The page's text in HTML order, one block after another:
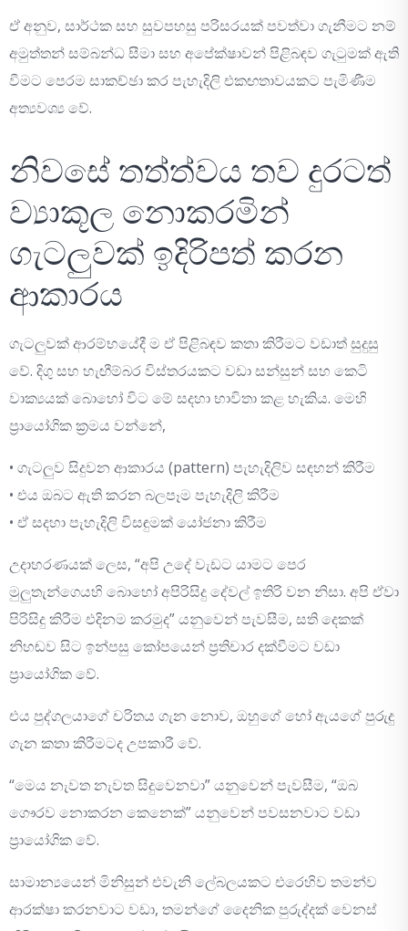
ඒ අනුව, සාර්ථක සහ සුවපහසු පරිසරයක් පවත්වා ගැනීමට නම්
අමුත්තන් සම්බන්ධ සීමා සහ අපේක්ෂාවන් පිළිබඳව ගැටුමක් ඇති
වීමට පෙරම සාකච්ඡා කර පැහැදිලි එකඟතාවයකට පැමිණීම
අත්‍යවශ්‍ය වේ.
නිවසේ තත්ත්වය තව දුරටත්
ව්‍යාකූල නොකරමින්
ගැටලුවක් ඉදිරිපත් කරන
ආකාරය
ගැටලුවක් ආරම්භයේදී ම ඒ පිළිබඳව කතා කිරීමට වඩාත් සුදුසු
වේ. දිගු සහ හැඟීම්බර විස්තරයකට වඩා සන්සුන් සහ කෙටි
වාක්‍යයක් බොහෝ විට මේ සදහා භාවිතා කළ හැකිය. මෙහි
ප්‍රායෝගික ක්‍රමය වන්නේ,
• ගැටලුව සිදුවන ආකාරය (pattern) පැහැදිලිව සඳහන් කිරීම
• එය ඔබට ඇති කරන බලපෑම පැහැදිලි කිරීම
• ඒ සදහා පැහැදිලි විසඳුමක් යෝජනා කිරීම
උදාහරණයක් ලෙස, “අපි උදේ වැඩට යාමට පෙර
මුලුතැන්ගෙයහි බොහෝ අපිරිසිදු දේවල් ඉතිරි වන නිසා. අපි ඒවා
පිරිසිදු කිරීම එදිනම කරමුද” යනුවෙන් පැවසීම, සති දෙකක්
නිහඬව සිට ඉන්පසු කෝපයෙන් ප්‍රතිචාර දක්වීමට වඩා
ප්‍රායෝගික වේ.
එය පුද්ගලයාගේ චරිතය ගැන නොව, ඔහුගේ හෝ ඇයගේ පුරුදු
ගැන කතා කිරීමටද උපකාරී වේ.
“මෙය නැවත නැවත සිදුවෙනවා” යනුවෙන් පැවසීම, “ඔබ
ගෞරව නොකරන කෙනෙක්” යනුවෙන් පවසනවාට වඩා
ප්‍රායෝගික වේ.
සාමාන්‍යයෙන් මිනිසුන් එවැනි ලේබලයකට එරෙහිව තමන්ව
ආරක්ෂා කරනවාට වඩා, තමන්ගේ දෛනික පුරුද්දක් වෙනස්